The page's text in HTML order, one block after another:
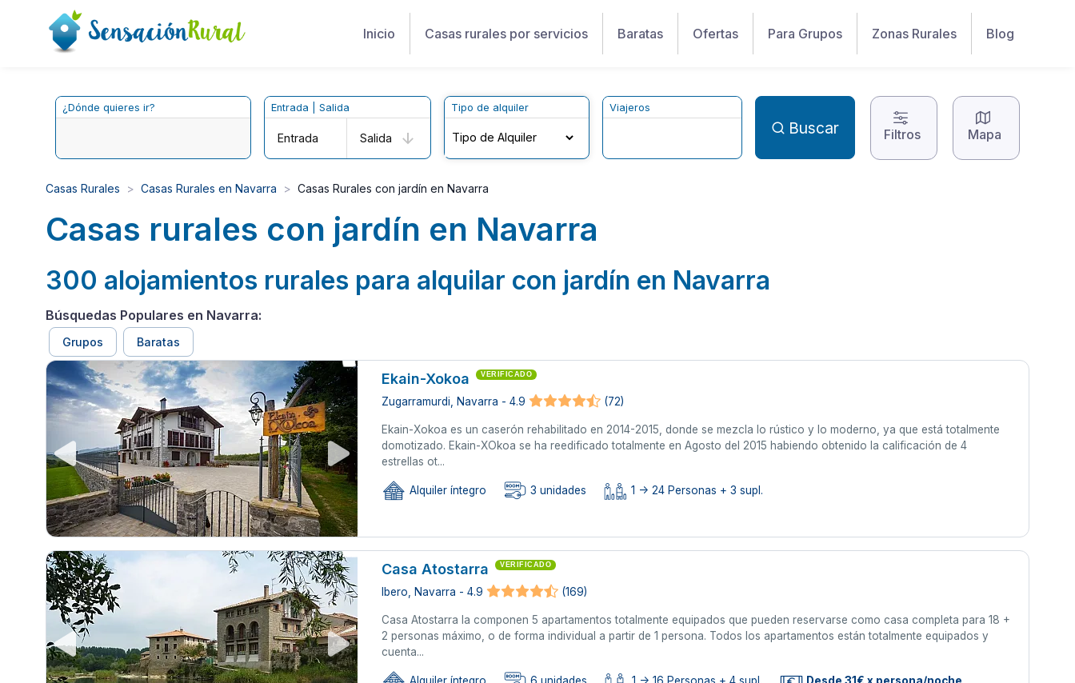
Inicio Casas rurales por servicios Baratas Ofertas Para Grupos Zonas Rurales Blog
¿Dónde quieres ir? Entrada | Salida
Entrada Salida
Tipo de alquiler Viajeros
Buscar Filtros Mapa
Casas Rurales Casas Rurales en Navarra Casas Rurales con jardín en Navarra
Casas rurales con jardín en Navarra
300 alojamientos rurales para alquilar con jardín en Navarra
Búsquedas Populares en Navarra:
Grupos Baratas
Ekain-Xokoa VERIFICADO
Zugarramurdi, Navarra - 4.9 (72)
Ekain-Xokoa es un caserón rehabilitado en 2014-2015, donde se mezcla lo rústico y lo moderno, ya que está totalmente
domotizado. Ekain-XOkoa se ha reedificado totalmente en Agosto del 2015 habiendo obtenido la calificación de 4
estrellas ot...
Alquiler íntegro 3 unidades 1 -> 24 Personas + 3 supl.
Casa Atostarra VERIFICADO
Ibero, Navarra - 4.9 (169)
Casa Atostarra la componen 5 apartamentos totalmente equipados que pueden reservarse como casa completa para 18 +
2 personas máximo, o de forma individual a partir de 1 persona. Todos los apartamentos están totalmente equipados y
cuenta...
Alquiler íntegro 6 unidades 1 -> 16 Personas + 4 supl. Desde 31€ x persona/noche